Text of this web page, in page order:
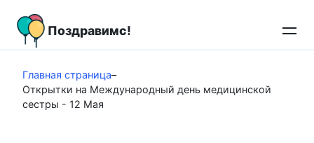
контенту
Поздравимс!
Главная страница–
Открытки на Международный день медицинской
сестры - 12 Мая